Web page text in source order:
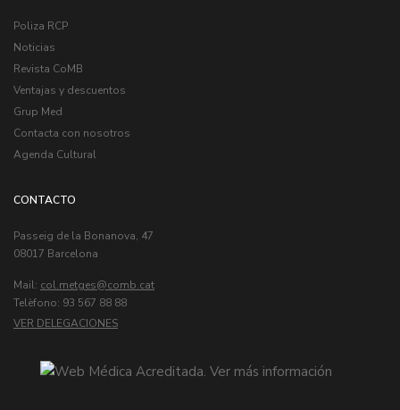
Poliza RCP
Noticias
Revista CoMB
Ventajas y descuentos
Grup Med
Contacta con nosotros
Agenda Cultural
CONTACTO
Passeig de la Bonanova, 47
08017 Barcelona
Mail: col.metges
Telèfono: 93 567 88 88
VER DELEGACIONES